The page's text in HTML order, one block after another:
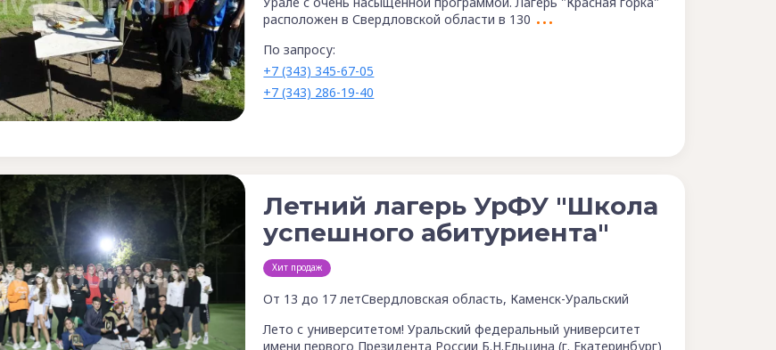
расположен в Свердловской области в 130
По запросу:
+7 (343) 345-67-05
+7 (343) 286-19-40
Летний лагерь УрФУ "Школа
успешного абитуриента"
Хит продаж
От 13 до 17 летСвердловская область, Каменск-Уральский
Лето с университетом! Уральский федеральный университет
имени первого Президента России Б.Н.Ельцина (г. Екатеринбург)